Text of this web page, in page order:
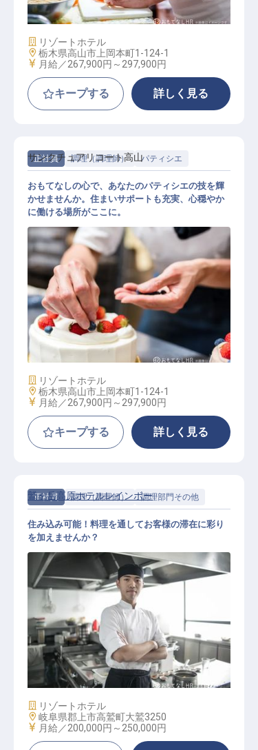
施設業態
リゾートホテル
勤務地
栃木県高山市上岡本町1-124-1
給与
月給／267,900円～ 297,900円
キープする 詳しく見る
正社員 調理（調理師） パティシエ
ペストリー
サンクチュアリコート高山
おもてなしの心で、あなたのパティシエの技を輝
かせませんか。住まいサポートも充実、心穏やか
に働ける場所がここに。
施設業態
リゾートホテル
勤務地
栃木県高山市上岡本町1-124-1
給与
月給／267,900円～ 297,900円
キープする 詳しく見る
正社員 調理（調理師） 調理部門その他
調理人
鷲ヶ岳高原ホテルレインボー
住み込み可能！料理を通してお客様の滞在に彩り
を加えませんか？
施設業態
リゾートホテル
勤務地
岐阜県郡上市高鷲町大鷲3250
給与
月給／200,000円～ 250,000円